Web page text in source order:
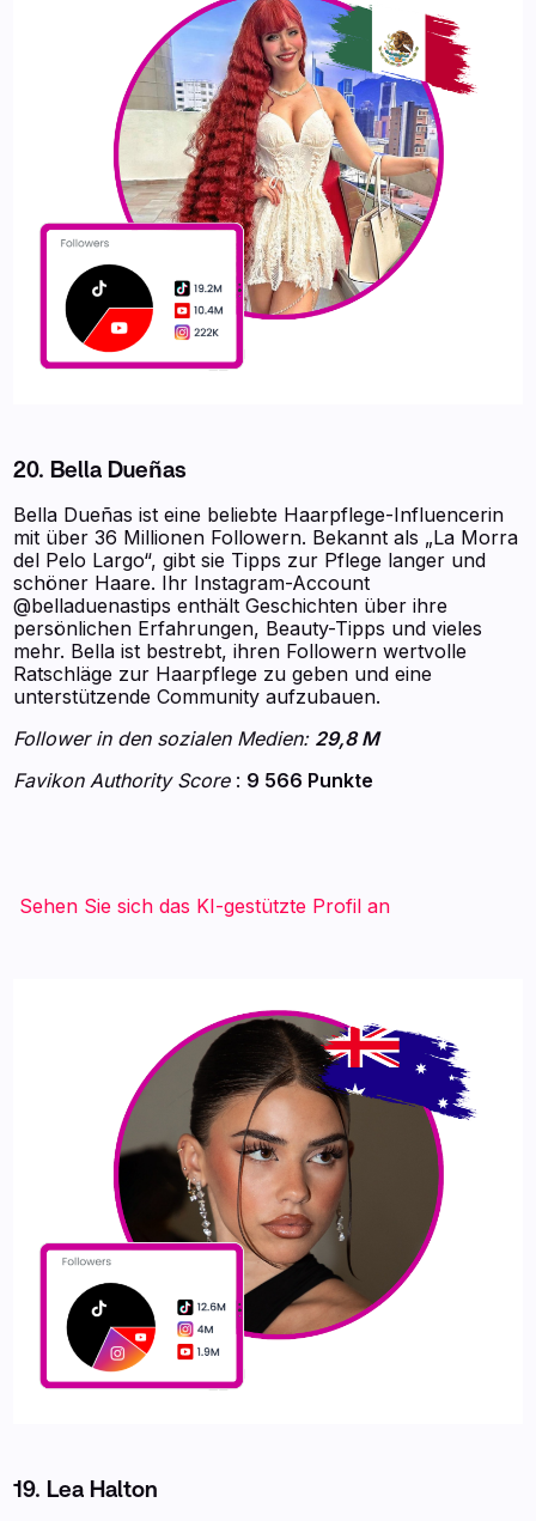
20. Bella Dueñas
Bella Dueñas ist eine beliebte Haarpflege-Influencerin
mit über 36 Millionen Followern. Bekannt als „La Morra
del Pelo Largo“, gibt sie Tipps zur Pflege langer und
schöner Haare. Ihr Instagram-Account
@belladuenastips enthält Geschichten über ihre
persönlichen Erfahrungen, Beauty-Tipps und vieles
mehr. Bella ist bestrebt, ihren Followern wertvolle
Ratschläge zur Haarpflege zu geben und eine
unterstützende Community aufzubauen.
Follower in den sozialen Medien: 29,8 M
Favikon Authority Score: 9 566 Punkte
Sehen Sie sich das KI-gestützte Profil an
19. Lea Halton